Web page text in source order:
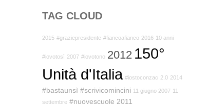
TAG CLOUD
2015 #graziepresidente #fiancoafianco 2016 10 anni
#iovotosì 2007 #iovotono 2012 150°
Unità d'Italia #iostoconzac 2.0 2014
#bastaunsì #scrivicomincini 11 giugno 2007 11
settembre #nuovescuole 2011